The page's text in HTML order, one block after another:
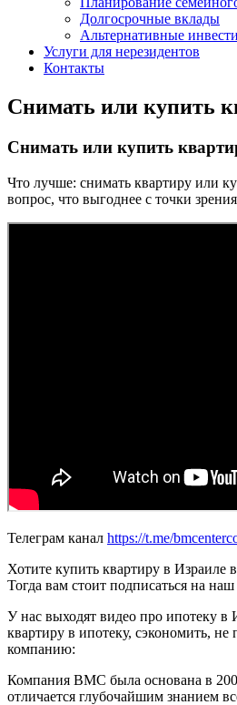
Долгосрочные вклады
Альтернативные
Услуги для нерезидентов
Контакты
Снимать или купить
Снимать или купить
Что лучше: снимать квартиру или
вопрос, что выгоднее с точки
Телеграм канал https://t.me/
Хотите купить квартиру в Израиле
Тогда вам стоит подписаться на наш
У нас выходят видео про ипотеку
квартиру в ипотеку, сэкономить,
компанию:
Компания BMC была основана в
отличается глубочайшим знанием